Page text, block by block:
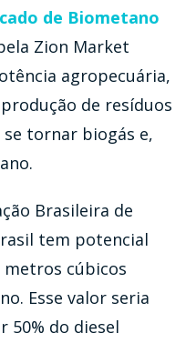
de Biometano
Zion Market
agropecuária,
de resíduos
tornar biogás e,
Brasileira de
tem potencial
metros cúbicos
Esse valor seria
do diesel